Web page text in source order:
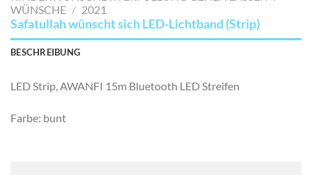
WÜNSCHE / 2021
Safatullah wünscht sich LED-Lichtband (Strip)
BESCHREIBUNG
LED Strip, AWANFI 15m Bluetooth LED Streifen
Farbe: bunt